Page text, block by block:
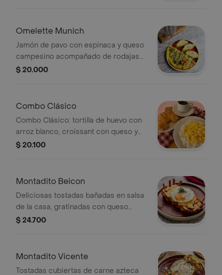
Omelette Munich
Jamón de pavo con espinaca y queso
campesino acompañado de rodajas
de pan francés
$ 20.000
Combo Clásico
Combo Clásico: tortilla de huevo con
arroz blanco, croissant con queso y
bebida caliente.
$ 20.100
Montadito Beicon
Deliciosas tostadas bañadas en salsa
de la casa, gratinadas con queso
mozarella y un toque de parmesano,
$ 24.700
Montadito Vicente
Tostadas cubiertas de carne azteca